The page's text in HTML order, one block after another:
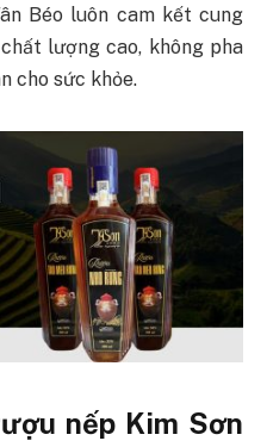
Béo luôn cam kết cung
lượng cao, không pha
cho sức khỏe.
nếp Kim Sơn